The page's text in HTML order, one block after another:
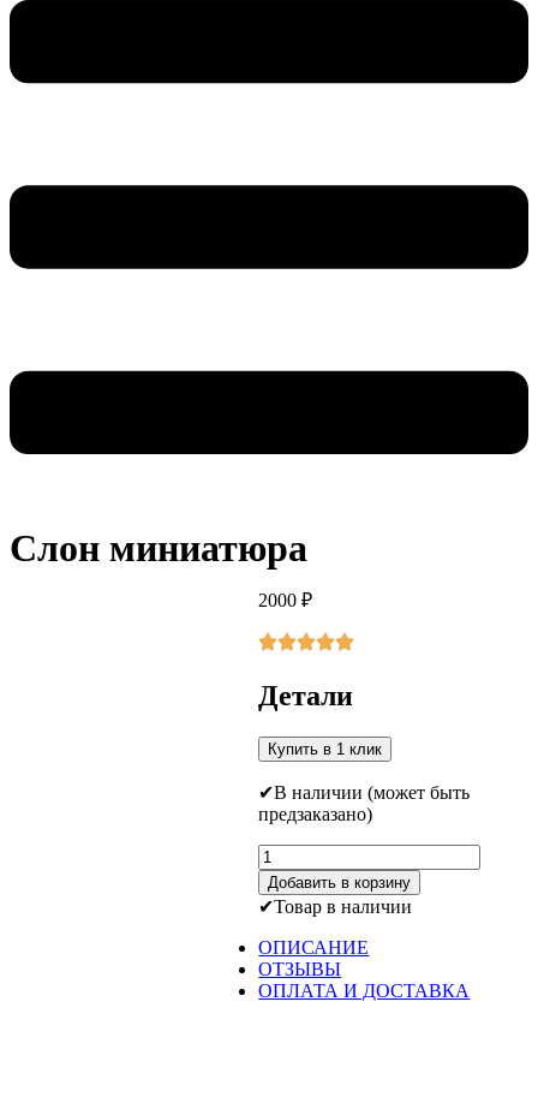
Слон миниатюра
2000₽
Детали
Купить в 1 клик
В наличии (может быть
предзаказано)
Количество
товара
Слон
миниатюра
Добавить в корзину
Товар в наличии
ОПИСАНИЕ
ОТЗЫВЫ
ОПЛАТА И ДОСТАВКА